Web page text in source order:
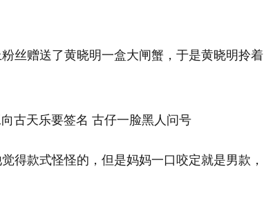
丝赠送了黄晓明一盒大闸蟹，于是黄晓明拎着
得款式怪怪的，但是妈妈一口咬定就是男款，